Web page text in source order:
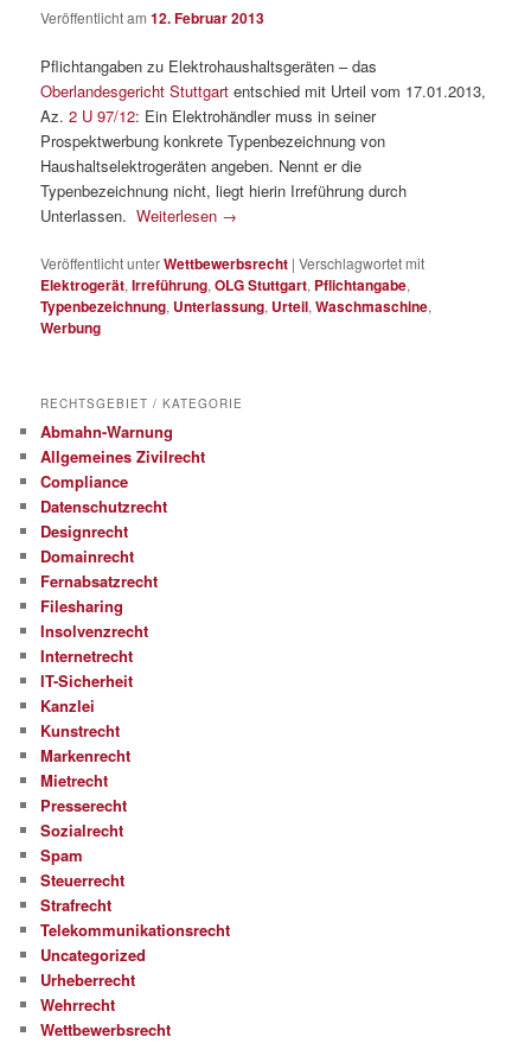
Veröffentlicht am12. Februar 2013
Pflichtangaben zu Elektrohaushaltsgeräten – das
Oberlandesgericht Stuttgart entschied mit Urteil vom 17.01.2013,
Az.2 U 97/12: Ein Elektrohändler muss in seiner
Prospektwerbung konkrete Typenbezeichnung von
Haushaltselektrogeräten angeben. Nennt er die
Typenbezeichnung nicht, liegt hierin Irreführung durch
Unterlassen.Weiterlesen →
Veröffentlicht unterWettbewerbsrecht |Verschlagwortet mit
Elektrogerät,Irreführung,OLG Stuttgart, Pflichtangabe,
Typenbezeichnung, Unterlassung, Urteil,Waschmaschine,
Werbung
RECHTSGEBIET / KATEGORIE
Abmahn-Warnung
Allgemeines Zivilrecht
Compliance
Datenschutzrecht
Designrecht
Domainrecht
Fernabsatzrecht
Filesharing
Insolvenzrecht
Internetrecht
IT-Sicherheit
Kanzlei
Kunstrecht
Markenrecht
Mietrecht
Presserecht
Sozialrecht
Spam
Steuerrecht
Strafrecht
Telekommunikationsrecht
Uncategorized
Urheberrecht
Wehrrecht
Wettbewerbsrecht